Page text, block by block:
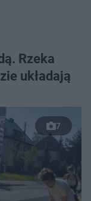
Rzeka
układają
7